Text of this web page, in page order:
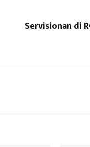
Servisionan di